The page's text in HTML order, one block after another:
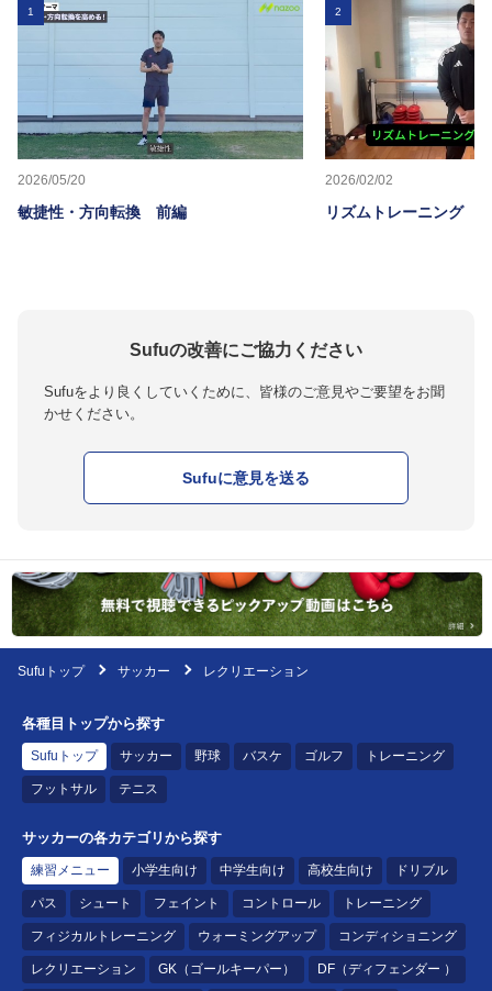
1
2026/05/20
敏捷性・方向転換 前編
2
2026/02/02
リズムトレーニング
Sufuの改善にご協力ください
Sufuをより良くしていくために、皆様のご意見やご要望をお聞
かせください。
Sufuに意見を送る
Sufuトップ サッカー レクリエーション
各種目トップから探す
Sufuトップ サッカー 野球 バスケ ゴルフ トレーニング
フットサル テニス
サッカーの各カテゴリから探す
練習メニュー 小学生向け 中学生向け 高校生向け ドリブル
パス シュート フェイント コントロール トレーニング
フィジカルトレーニング ウォーミングアップ コンディショニング
レクリエーション GK（ゴールキーパー） DF（ディフェンダー ）